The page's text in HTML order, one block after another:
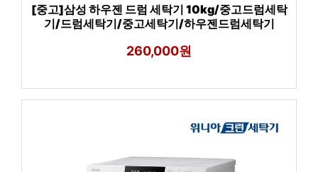
[중고]삼성 하우젠 드럼 세탁기 10kg/중고드럼세탁
기/드럼세탁기/중고세탁기/하우젠드럼세탁기
260,000원